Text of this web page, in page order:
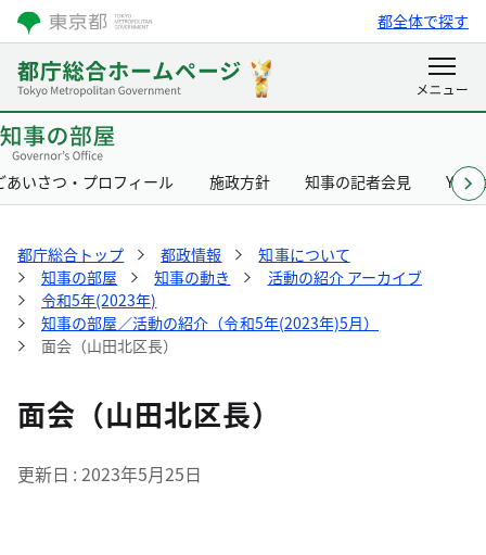
都全体で探す
あいさつ・プロフィール 施政方針 知事の記者会見
都庁総合トップ 都政情報
知事について
知事の部屋
知事の動き
活動の紹介 アーカイブ
令和5年(2023年)
知事の部屋／活動の紹介（令和5年(2023年)5月）
面会（山田北区長）
面会（山田北区長）
更新日 2023年5月25日